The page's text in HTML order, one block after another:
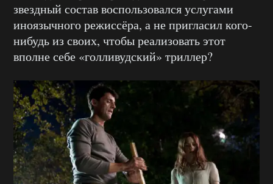
звездный состав воспользовался услугами
иноязычного режиссёра, а не пригласил кого-
нибудь из своих, чтобы реализовать этот
вполне себе «голливудский» триллер?